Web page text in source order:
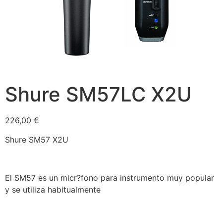
Shure SM57LC X2U
226,00 €
Shure SM57 X2U
El SM57 es un micr?fono para instrumento muy popular
y se utiliza habitualmente